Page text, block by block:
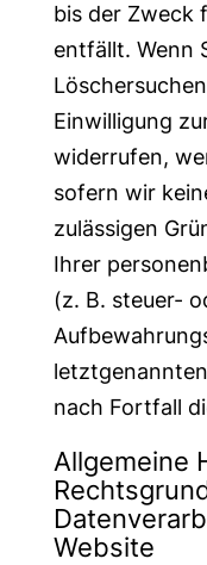
bis der Zweck
entfällt. Wenn
Einwilligung
widerrufen,
sofern wir
zulässigen
Ihrer
(z. B. steuer-
nach Fortfall
Allgemeine
Website